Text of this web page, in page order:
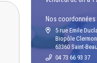
Nos coordonnées
5 rue Emile
Biopôle
63360 Saint-
04 73 66 93 37